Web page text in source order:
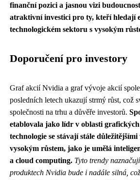
finanční pozici a jasnou vizi
atraktivní investici pro ty, kteří hledají
technologickém sektoru s vysokým
Doporučení pro investory
Graf akcií Nvidia a graf vývoje akcií
posledních letech ukazují strmý růst, což
společnosti na trhu a důvěře investorů.
etablovala jako lídr v oblasti
technologie se stávají stále
vysokým růstem, jako je umělá
a cloud computing. Tyto trendy
produktech Nvidia bude i nadále silná,